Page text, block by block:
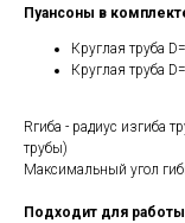
Пуансоны в
Круглая труба
Круглая труба
Rгиба - радиус изгиба
трубы)
Максимальный угол
Подходит для